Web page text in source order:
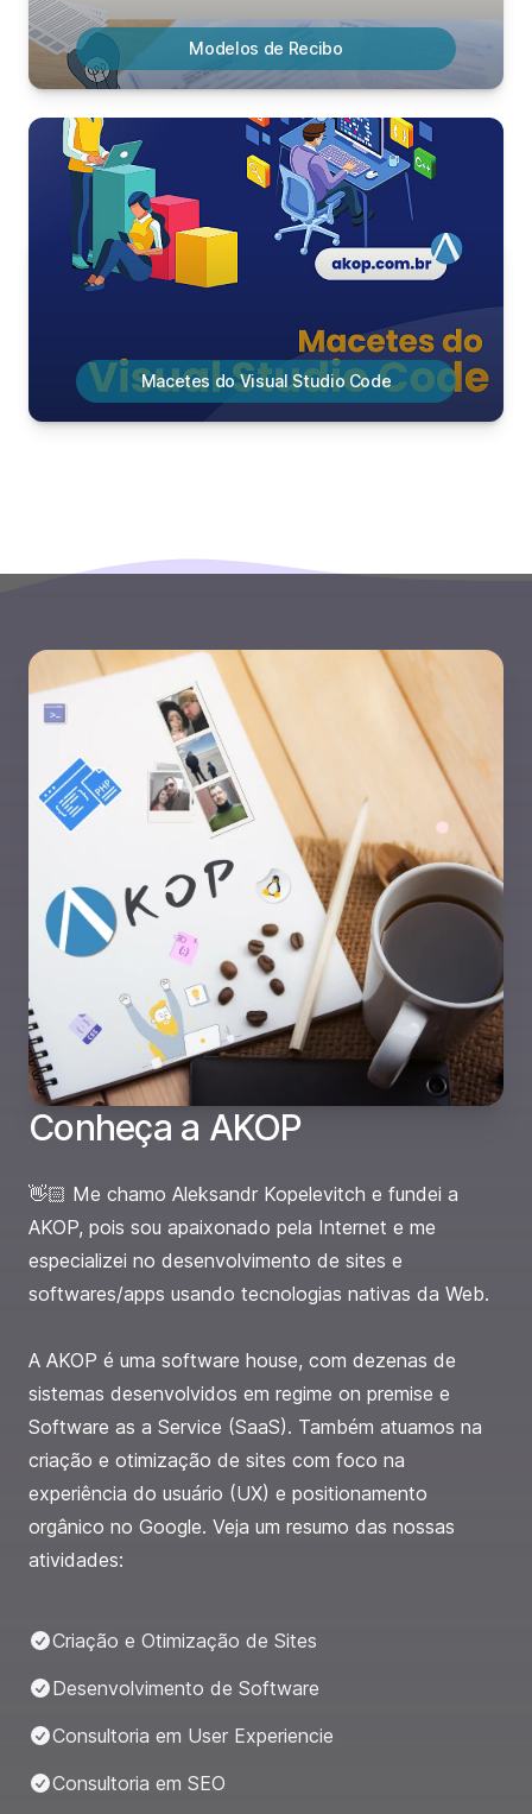
Modelos de Recibo
Macetes do Visual Studio Code
Conheça a AKOP
👋🏻 Me chamo Aleksandr Kopelevitch e fundei a
AKOP, pois sou apaixonado pela Internet e me
especializei no desenvolvimento de sites e
softwares/apps usando tecnologias nativas da Web.
A AKOP é uma software house, com dezenas de
sistemas desenvolvidos em regime on premise e
Software as a Service (SaaS). Também atuamos na
criação e otimização de sites com foco na
experiência do usuário (UX) e positionamento
orgânico no Google. Veja um resumo das nossas
atividades:
Criação e Otimização de Sites
Desenvolvimento de Software
Consultoria em User Experiencie
Consultoria em SEO